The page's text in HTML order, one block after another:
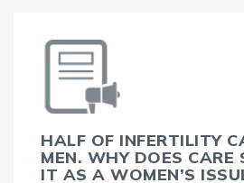
HALF OF INFERTILITY
MEN. WHY DOES CARE
IT AS A WOMEN’S